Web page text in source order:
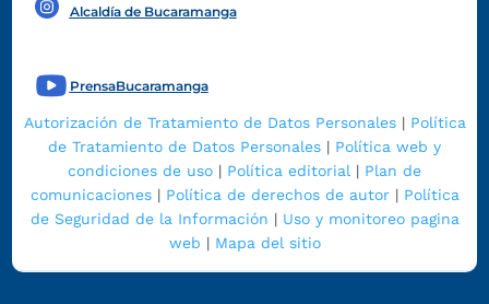
Alcaldía de Bucaramanga
PrensaBucaramanga
Autorización de Tratamiento de Datos Personales| Política
de Tratamiento de Datos Personales | Política web y
condiciones de uso | Política editorial | Plan de
comunicaciones| Política de derechos de autor| Política
de Seguridad de la Información | Uso y monitoreo pagina
web | Mapa del sitio